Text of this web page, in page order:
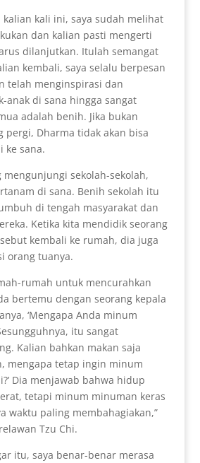
kali ini, saya sudah melihat
dan kalian pasti mengerti
dilanjutkan. Itulah semangat
kembali, saya selalu berpesan
telah menginspirasi dan
anak di sana hingga sangat
adalah benih. Jika bukan
pergi, Dharma tidak akan bisa
ke sana.
mengunjungi sekolah-sekolah,
di sana. Benih sekolah itu
di tengah masyarakat dan
Ketika kita mendidik seorang
kembali ke rumah, dia juga
orang tuanya.
rumah untuk mencurahkan
bertemu dengan seorang kepala
‘Mengapa Anda minum
itu sangat
Kalian bahkan makan saja
mengapa tetap ingin minum
Dia menjawab bahwa hidup
tetapi minum minuman keras
waktu paling membahagiakan,”
Tzu Chi.
itu, saya benar-benar merasa